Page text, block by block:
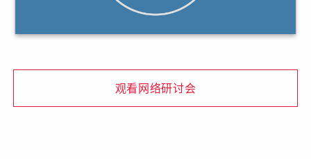
观看网络研讨会